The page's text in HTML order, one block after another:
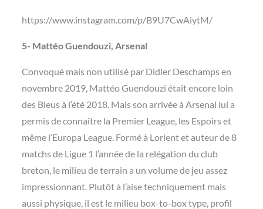
https://www.instagram.com/p/B9U7CwAiytM/
5- Mattéo Guendouzi, Arsenal
Convoqué mais non utilisé par Didier Deschamps en
novembre 2019, Mattéo Guendouzi était encore loin
des Bleus à l’été 2018. Mais son arrivée à Arsenal lui a
permis de connaître la Premier League, les Espoirs et
même l’Europa League. Formé à Lorient et auteur de 8
matchs de Ligue 1 l’année de la relégation du club
breton, le milieu de terrain a un volume de jeu assez
impressionnant. Plutôt à l’aise techniquement mais
aussi physique, il est le milieu box-to-box type, profil